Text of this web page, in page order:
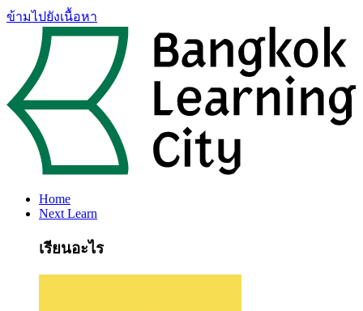
ข้ามไปยังเนื้อหา
Home
Next Learn
เรียนอะไร